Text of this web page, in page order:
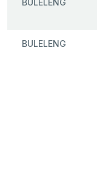
BULELENG
BULELENG